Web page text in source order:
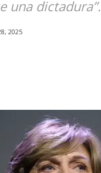
una dictadura”.
2025